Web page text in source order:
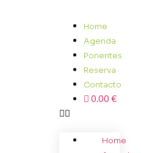
Home
Agenda
Ponentes
Reserva
Contacto
0.00 €
Home